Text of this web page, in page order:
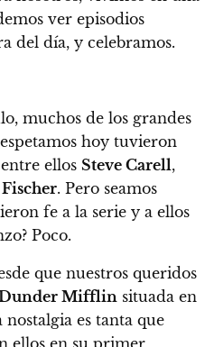
ver episodios
del día, y celebramos.
muchos de los grandes
hoy tuvieron
ellos Steve Carell,
. Pero seamos
fe a la serie y a ellos
Poco.
que nuestros queridos
Mifflin situada en
nostalgia es tanta que
ellos en su primer